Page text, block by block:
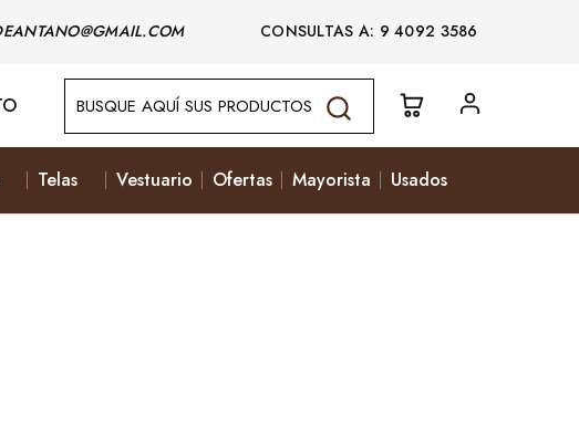
CONSULTAS A: 9 4092 3586
Telas Vestuario Ofertas Mayorista Usados